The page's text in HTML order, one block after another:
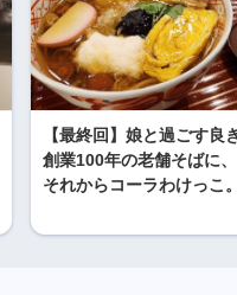
【最終回】娘と過ごす良
創業100年の老舗そばに
それからコーラわけっこ